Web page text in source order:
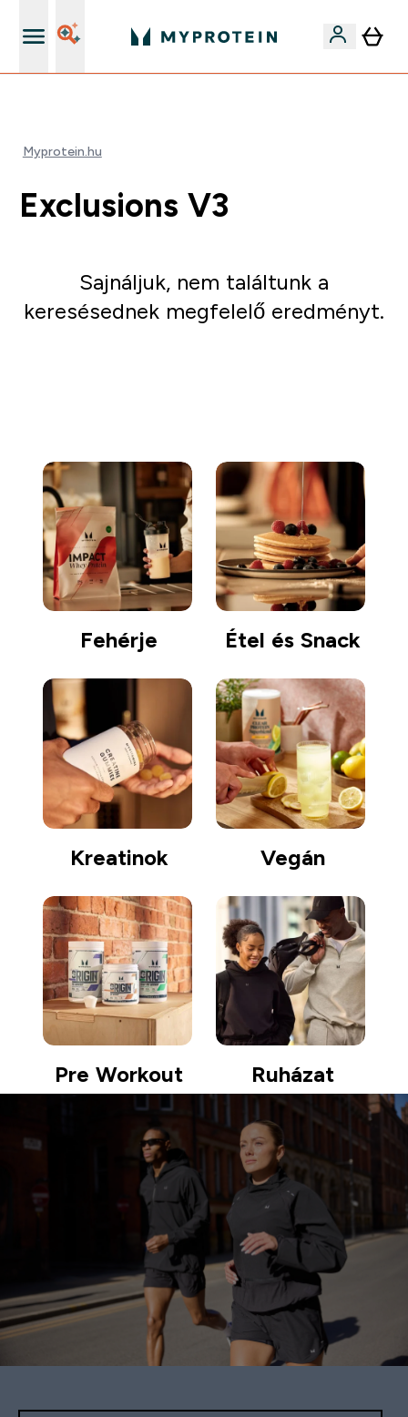
Myprotein.hu
Exclusions V3
Sajnáljuk, nem találtunk a
keresésednek megfelelő eredményt.
Fehérje Étel és Snack
Kreatinok Vegán
Pre Workout Ruházat